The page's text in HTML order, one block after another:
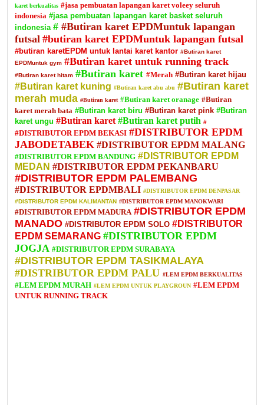
karet berkualitas #jasa pembuatan lapangan karet voleey seluruh
indonesia #jasa pembuatan lapangan karet basket seluruh
indonesia # #Butiran karet EPDMuntuk lapangan
futsal #butiran karet EPDMuntuk lapangan futsal
#butiran karetEPDM untuk lantai karet kantor #Butiran karet
EPDMuntuk gym #Butiran karet untuk running track
#Butiran karet hitam #Butiran karet #Merah #Butiran karet hijau
#Butiran karet kuning #Butiran karet abu abu #Butiran karet
merah muda #Butiran karet #Butiran karet oranage #Butiran
karet merah bata #Butiran karet biru #Butiran karet pink #Butiran
karet ungu #Butiran karet #Butiran karet putih #
#DISTRIBUTOR EPDM BEKASI #DISTRIBUTOR EPDM
JABODETABEK #DISTRIBUTOR EPDM MALANG
#DISTRIBUTOR EPDM BANDUNG #DISTRIBUTOR EPDM
MEDAN #DISTRIBUTOR EPDM PEKANBARU
#DISTRIBUTOR EPDM PALEMBANG
#DISTRIBUTOR EPDMBALI #DISTRIBUTOR EPDM DENPASAR
#DISTRIBUTOR EPDM KALIMANTAN #DISTRIBUTOR EPDM MANOKWARI
#DISTRIBUTOR EPDM MADURA #DISTRIBUTOR EPDM
MANADO #DISTRIBUTOR EPDM SOLO #DISTRIBUTOR
EPDM SEMARANG #DISTRIBUTOR EPDM
JOGJA #DISTRIBUTOR EPDM SURABAYA
#DISTRIBUTOR EPDM TASIKMALAYA
#DISTRIBUTOR EPDM PALU #LEM EPDM BERKUALITAS
#LEM EPDM MURAH #LEM EPDM UNTUK PLAYGROUN #LEM EPDM
UNTUK RUNNING TRACK